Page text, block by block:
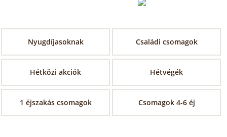
Nyugdíjasoknak Családi csomagok
Hétközi akciók Hétvégék
1 éjszakás csomagok Csomagok 4-6 éj